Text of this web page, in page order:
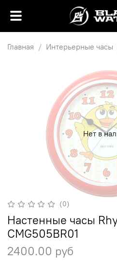
Главная Интерьерные часы
Нет в
(0)
Настенные часы
CMG505BR01
2400.00 руб